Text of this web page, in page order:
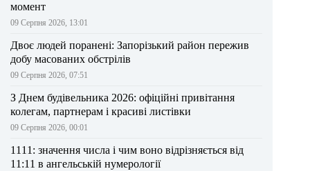
момент
09 Серпня 2026, 13:01
Двоє людей поранені: Запорізький район пережив
добу масованих обстрілів
09 Серпня 2026, 07:51
З Днем будівельника 2026: офіційні привітання
колегам, партнерам і красиві листівки
09 Серпня 2026, 00:01
1111: значення числа і чим воно відрізняється від
11:11 в ангельській нумерології